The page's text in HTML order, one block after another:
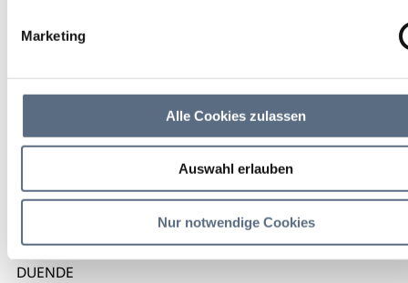
Marketing
Alle Cookies zulassen
Auswahl erlauben
Nur notwendige Cookies
weitere Veranstaltungsinfos
Kalendereintrag Empfehlen
Teilen
Buchen
DUENDE